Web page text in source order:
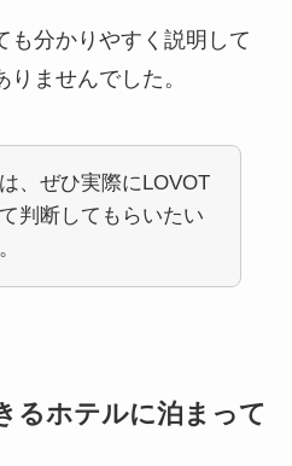
も分かりやすく説明して
ませんでした。
、ぜひ実際にLOVOT
判断してもらいたい
るホテルに泊まって